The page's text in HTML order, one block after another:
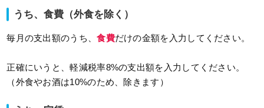
うち、食費（外食を除く）
毎月の支出額のうち、食費だけの金額を入力してください。
正確にいうと、軽減税率8%の支出額を入力してください。
（外食やお酒は10%のため、除きます）